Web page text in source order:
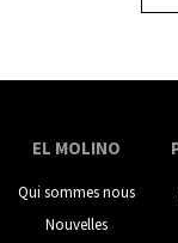
EL MOLINO
Qui sommes nous
Nouvelles